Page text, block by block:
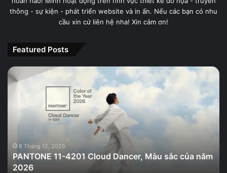
thông - sự kiện - phát triển website và in ấn. Nếu các bạn có nhu
cầu xin cứ liên hệ nha! Xin cảm ơn!
Featured Posts
PANTONE
11-
Màu
của
năm
2026
8 Tháng 12, 2025
PANTONE 11-4201 Cloud Dancer, Màu sắc của năm
2026